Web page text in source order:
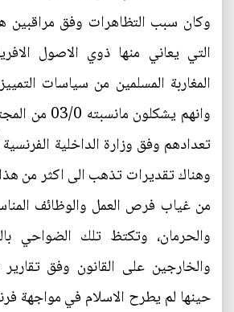
وكان سبب التظاهرات وفق مراقبين
التي يعاني منها ذوي الاصول
المغاربة المسلمين من سياسات
وانهم يشكلون
تعدادهم وفق وزارة الداخلية
وهناك تقديرات تذهب الى اكثر من
من غياب فرص العمل والوظائف
والحرمان، وتكتظ تلك الضواحي
والخارجين على القانون وفق
حينها لم يطرح الاسلام في مواجهة